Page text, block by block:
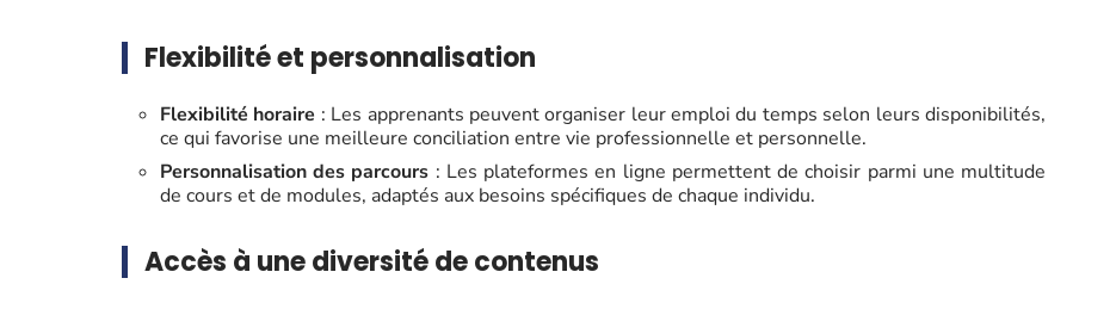
Flexibilité et personnalisation
Flexibilité horaire : Les apprenants peuvent organiser leur emploi du temps selon leurs disponibilités,
ce qui favorise une meilleure conciliation entre vie professionnelle et personnelle.
Personnalisation des parcours : Les plateformes en ligne permettent de choisir parmi une multitude
de cours et de modules, adaptés aux besoins spécifiques de chaque individu.
Accès à une diversité de contenus